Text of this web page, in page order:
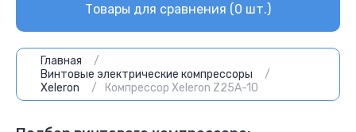
Товары для сравнения (0 шт.)
Главная
/
Винтовые электрические компрессоры
/
Xeleron
/ Компрессор Xeleron Z25A-10